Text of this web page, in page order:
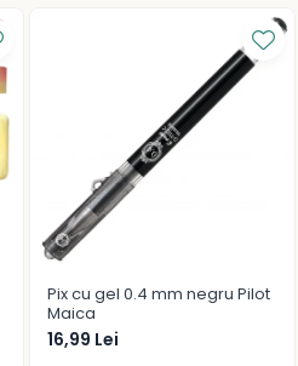
Pix cu gel 0.4 mm negru Pilot
Maica
16,99 Lei